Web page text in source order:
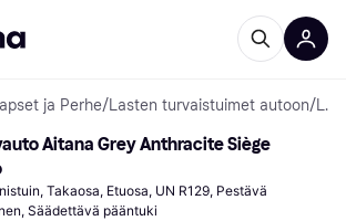
ja Perhe/Lasten turvaistuimet autoon/ Lastenistuimet
Aitana Grey Anthracite Siège
Takaosa, Etuosa, UN R129, Pestävä
Säädettävä pääntuki